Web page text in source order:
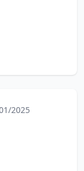
2025